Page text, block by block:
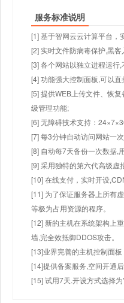
服务标准说明
[1] 基于智网云云计算平台，
[2] 实时文件防病毒保护,黑
[3] 各个网站以独立进程运行
[4] 功能强大控制面板,可以
[5] 提供WEB上传文件、恢
级管理功能;
[6] 无障碍技术支持：
[7] 每3分钟自动访问网站一
[8] 自动每7天备份一次数据,
[9] 采用独特的第六代高级虚
[10] 在线支付，实时开设
[11] 为了保证服务器上所有
等极为占用资源的程序。
[12] 新的主机在系统架构上
墙,完全效抵御DDOS攻击。
[13]业界完善的主机控制面
[14]提供备案服务,空间开通
[15] 试用7天.开设方式选择为